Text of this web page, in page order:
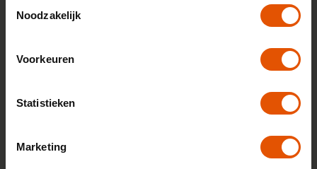
Noodzakelijk
Voorkeuren
Statistieken
Marketing
5-serie 550e phev xdrive m sport pro edition 360kW
aut 4d
Vanaf 1.438,-
Diesel 22% bijtelling